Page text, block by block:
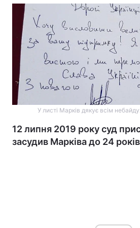
У листі Марків дякує всім
12 липня 2019 року суд
засудив Марківа до 24